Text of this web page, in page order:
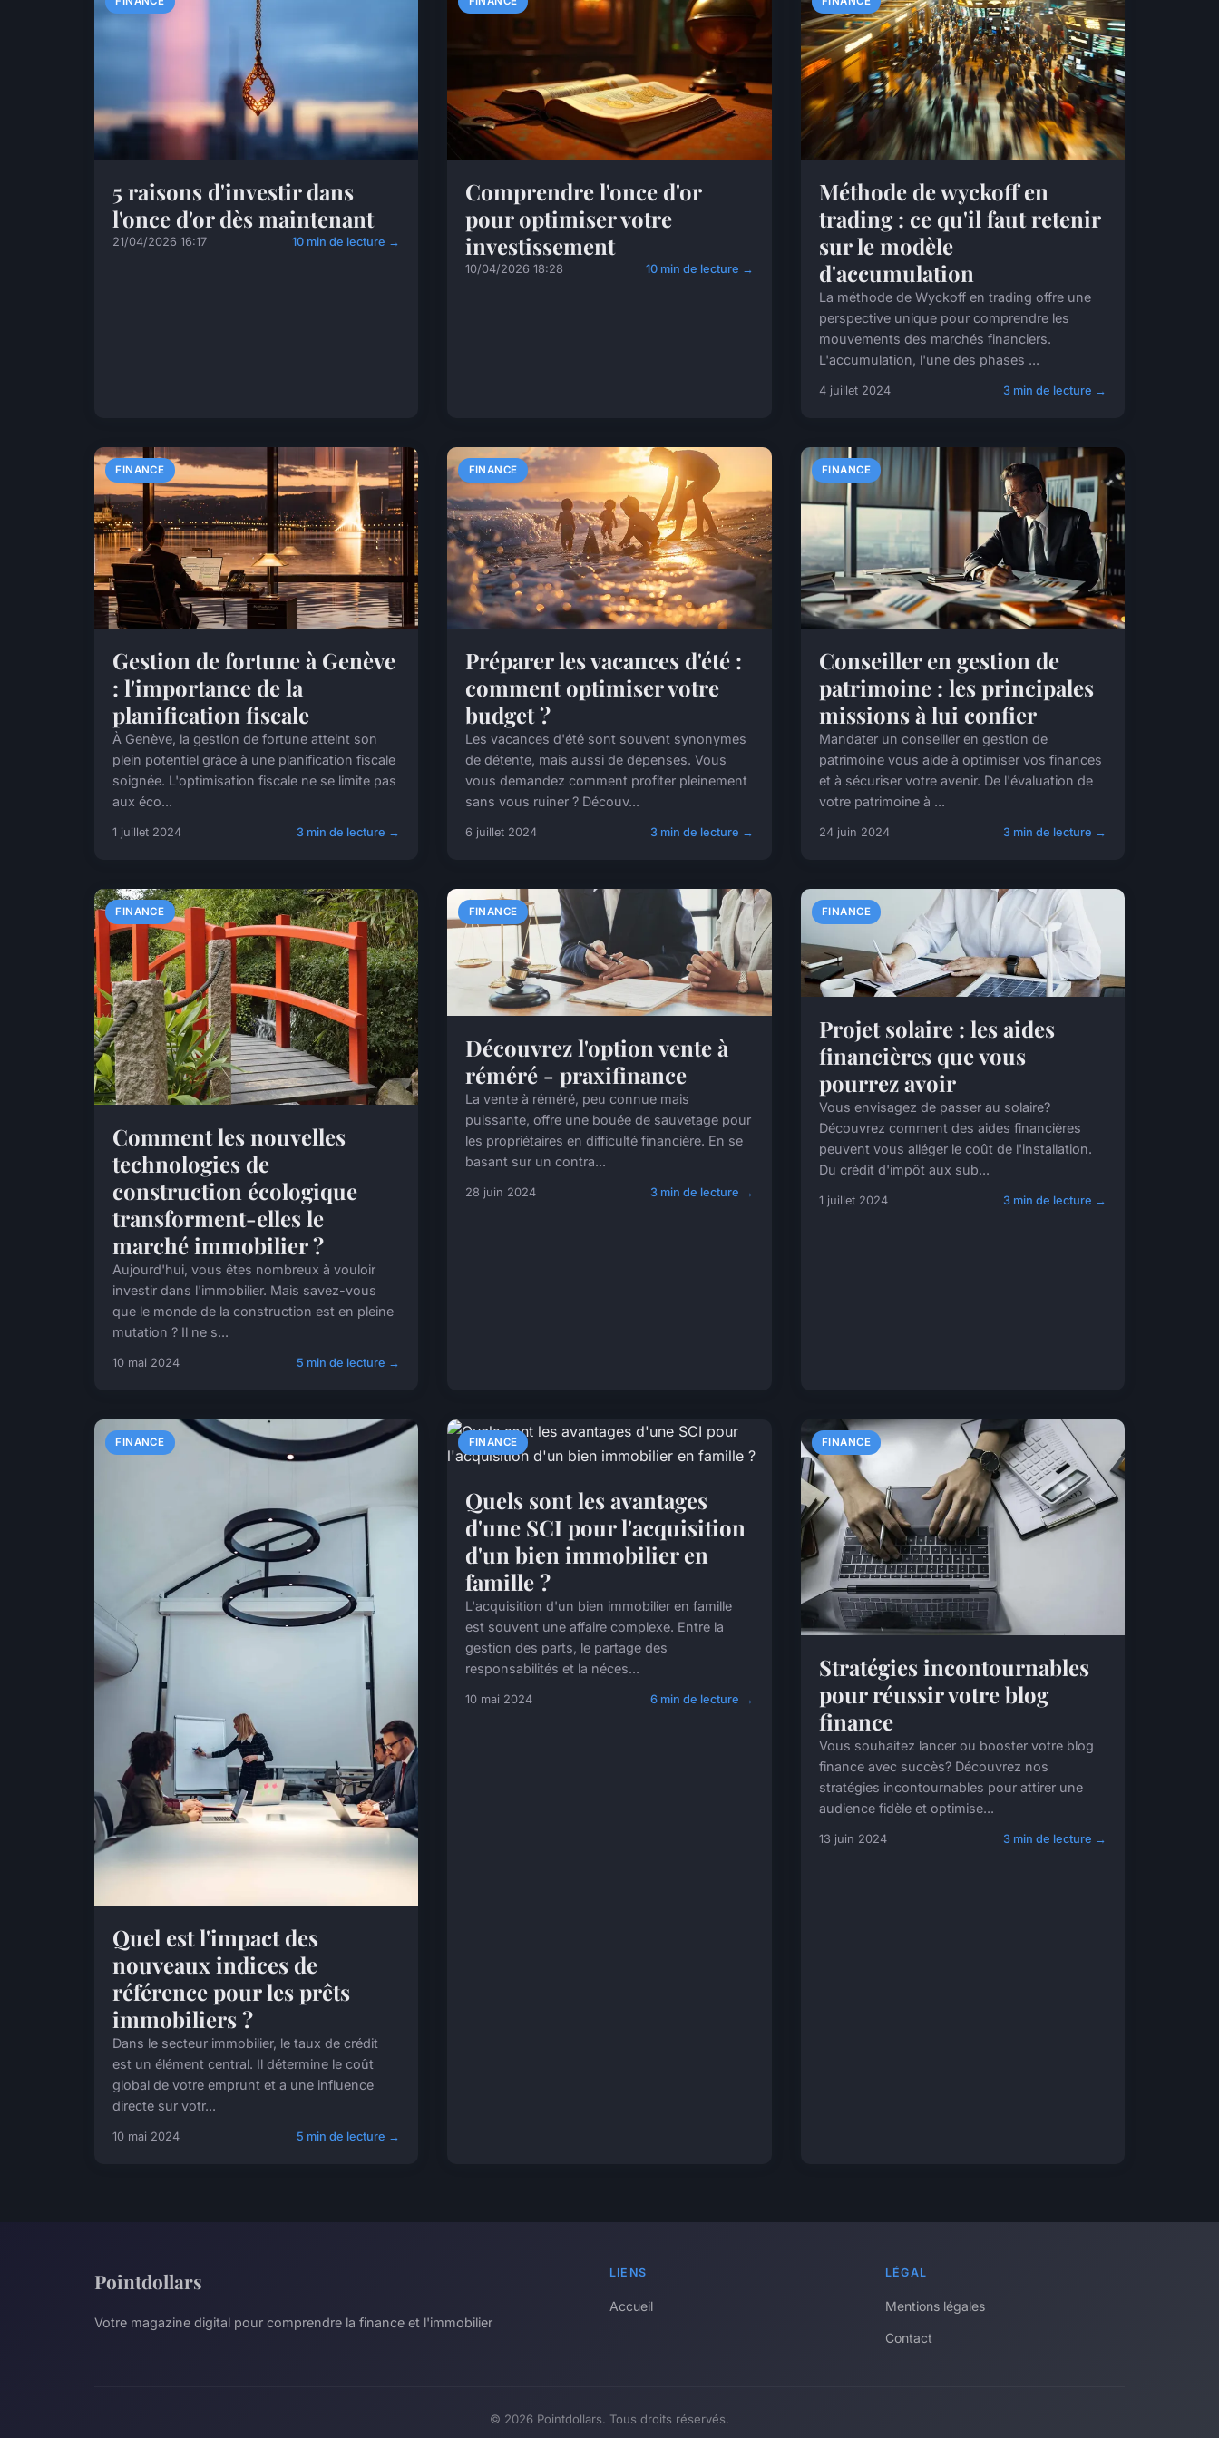
5 raisons d'investir dans
l'once d'or dès maintenant
21/04/2026 16:17 10 min de lecture →
Comprendre l'once d'or
pour optimiser votre
investissement
10/04/2026 18:28 10 min de lecture →
Méthode de wyckoff en
trading : ce qu'il faut retenir
sur le modèle
d'accumulation
La méthode de Wyckoff en trading offre une
perspective unique pour comprendre les
mouvements des marchés financiers.
L'accumulation, l'une des phases ...
4 juillet 2024 3 min de lecture →
FINANCE
Gestion de fortune à Genève
: l'importance de la
planification fiscale
À Genève, la gestion de fortune atteint son
plein potentiel grâce à une planification fiscale
soignée. L'optimisation fiscale ne se limite pas
aux éco...
1 juillet 2024 3 min de lecture →
FINANCE
Préparer les vacances d'été :
comment optimiser votre
budget ?
Les vacances d'été sont souvent synonymes
de détente, mais aussi de dépenses. Vous
vous demandez comment profiter pleinement
sans vous ruiner ? Découv...
6 juillet 2024 3 min de lecture →
FINANCE
Conseiller en gestion de
patrimoine : les principales
missions à lui confier
Mandater un conseiller en gestion de
patrimoine vous aide à optimiser vos finances
et à sécuriser votre avenir. De l'évaluation de
votre patrimoine à ...
24 juin 2024 3 min de lecture →
FINANCE
Comment les nouvelles
technologies de
construction écologique
transforment-elles le
marché immobilier ?
Aujourd'hui, vous êtes nombreux à vouloir
investir dans l'immobilier. Mais savez-vous
que le monde de la construction est en pleine
mutation ? Il ne s...
10 mai 2024 5 min de lecture →
FINANCE
Découvrez l'option vente à
réméré - praxifinance
La vente à réméré, peu connue mais
puissante, offre une bouée de sauvetage pour
les propriétaires en difficulté financière. En se
basant sur un contra...
28 juin 2024 3 min de lecture →
FINANCE
Projet solaire : les aides
financières que vous
pourrez avoir
Vous envisagez de passer au solaire?
Découvrez comment des aides financières
peuvent vous alléger le coût de l'installation.
Du crédit d'impôt aux sub...
1 juillet 2024 3 min de lecture →
FINANCE
Quel est l'impact des
nouveaux indices de
référence pour les prêts
immobiliers ?
Dans le secteur immobilier, le taux de crédit
est un élément central. Il détermine le coût
global de votre emprunt et a une influence
directe sur votr...
10 mai 2024 5 min de lecture →
FINANCE
Quels sont les avantages
d'une SCI pour l'acquisition
d'un bien immobilier en
famille ?
L'acquisition d'un bien immobilier en famille
est souvent une affaire complexe. Entre la
gestion des parts, le partage des
responsabilités et la néces...
10 mai 2024 6 min de lecture →
FINANCE
Stratégies incontournables
pour réussir votre blog
finance
Vous souhaitez lancer ou booster votre blog
finance avec succès? Découvrez nos
stratégies incontournables pour attirer une
audience fidèle et optimise...
13 juin 2024 3 min de lecture →
Pointdollars
Votre magazine digital pour comprendre la finance et l'immobilier
LIENS
Accueil
LÉGAL
Mentions légales
Contact
© 2026 Pointdollars. Tous droits réservés.